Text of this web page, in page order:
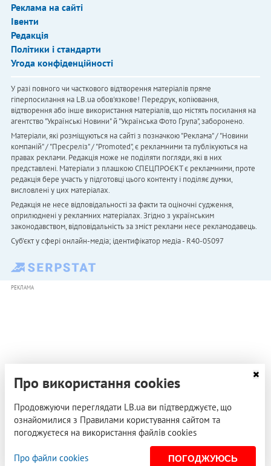
Реклама на сайті
Івенти
Редакція
Політики і стандарти
Угода конфіденційності
У разі повного чи часткового відтворення матеріалів пряме
гіперпосилання на LB.ua обов'язкове! Передрук, копіювання,
відтворення або інше використання матеріалів, що містять посилання на
агентство "Українськi Новини" й "Українська Фото Група", заборонено.
Матеріали, які розміщуються на сайті з позначкою "Реклама" / "Новини
компаній" / "Пресреліз" / "Promoted", є рекламними та публікуються на
правах реклами. Редакція може не поділяти погляди, які в них
представлені. Матеріали з плашкою СПЕЦПРОЄКТ є рекламними, проте
редакція бере участь у підготовці цього контенту і поділяє думки,
висловлені у цих матеріалах.
Редакція не несе відповідальності за факти та оціночні судження,
оприлюднені у рекламних матеріалах. Згідно з українським
законодавством, відповідальність за зміст реклами несе рекламодавець.
Cуб'єкт у сфері онлайн-медіа; ідентифікатор медіа - R40-05097
РЕКЛАМА
Про використання cookies
Продовжуючи переглядати LB.ua ви підтверджуєте, що
ознайомилися з Правилами користування сайтом та
погоджуєтеся на використання файлів cookies
Про файли cookies ПОГОДЖУЮСЬ